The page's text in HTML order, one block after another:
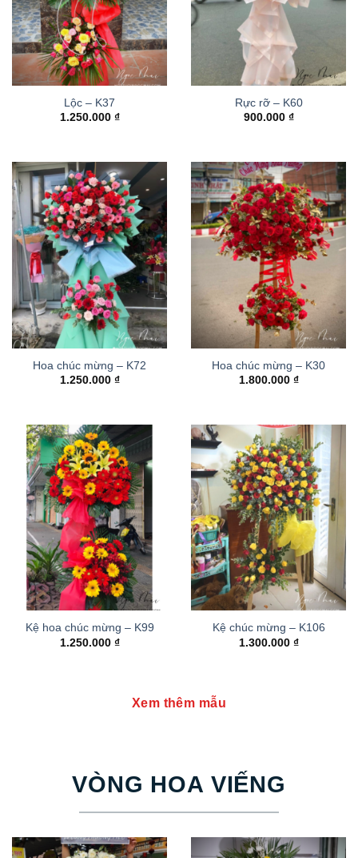
Lộc – K37
1.250.000 ₫
Rực rỡ – K60
900.000 ₫
Hoa chúc mừng – K72
1.250.000 ₫
Hoa chúc mừng – K30
1.800.000 ₫
Kệ hoa chúc mừng – K99
1.250.000 ₫
Kệ chúc mừng – K106
1.300.000 ₫
Xem thêm mẫu
VÒNG HOA VIẾNG